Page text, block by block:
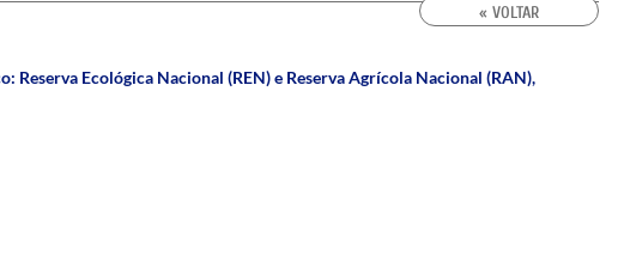
« VOLTAR
Reserva Ecológica Nacional (REN) e Reserva Agrícola Nacional (RAN),